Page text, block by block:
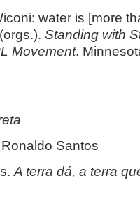
water is [more
Standing with
Movement.
Santos
A terra dá, a terra